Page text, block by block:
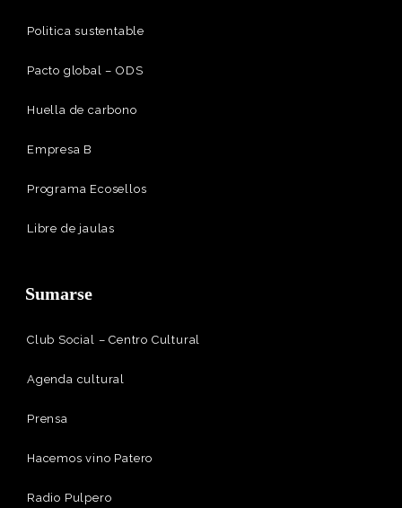
Politica sustentable
Pacto global – ODS
Huella de carbono
Empresa B
Programa Ecosellos
Libre de jaulas
Sumarse
Club Social – Centro Cultural
Agenda cultural
Prensa
Hacemos vino Patero
Radio Pulpero